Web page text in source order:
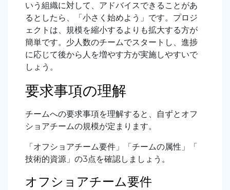
いう組織に対して、アドバイスできることがあ
るとしたら、「小さく始めよう」です。プロジ
ェクトは、規模を縮小するよりも拡大する方が
簡単です。少人数のチームでスタートし、進捗
に応じて後から人を増やす方が実施しやすいで
しょう。
要求事項の理解
チームへの要求事項を理解すると、自ずとオフ
ショアチームの規模が定まります。
「オフショアチーム要件」「チームの属性」「
技術的資源」の3点を確認しましょう。
オフショアチーム要件